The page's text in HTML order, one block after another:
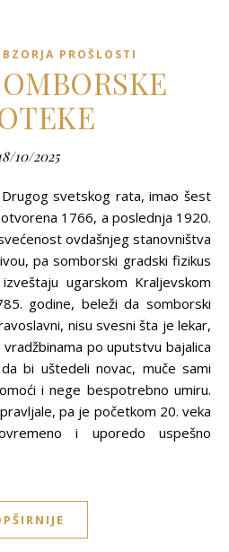
PROŠLOSTI
10/2025
1766, a poslednja 1920.
ovdašnjeg stanovništva
pa somborski gradski fizikus
ugarskom Kraljevskom
godine, beleži da somborski
nisu svesni šta je lekar,
po uputstvu bajalica
bi uštedeli novac, muče sami
i nege bespotrebno umiru.
pa je početkom 20. veka
i uporedo uspešno